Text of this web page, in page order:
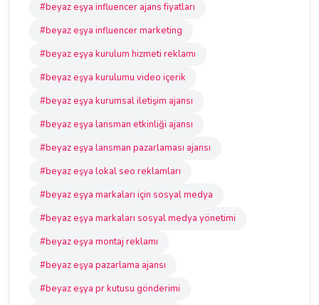
#beyaz eşya influencer ajans fiyatları
#beyaz eşya influencer marketing
#beyaz eşya kurulum hizmeti reklamı
#beyaz eşya kurulumu video içerik
#beyaz eşya kurumsal iletişim ajansı
#beyaz eşya lansman etkinliği ajansı
#beyaz eşya lansman pazarlaması ajansı
#beyaz eşya lokal seo reklamları
#beyaz eşya markaları için sosyal medya
#beyaz eşya markaları sosyal medya yönetimi
#beyaz eşya montaj reklamı
#beyaz eşya pazarlama ajansı
#beyaz eşya pr kutusu gönderimi